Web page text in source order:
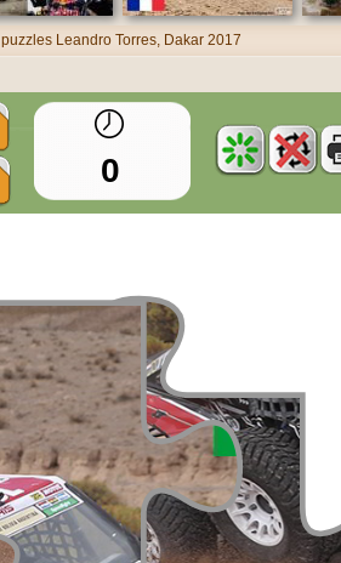
puzzles Leandro Torres, Dakar 2017
0